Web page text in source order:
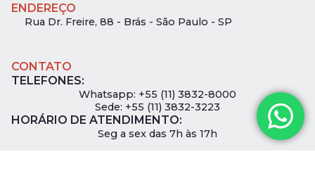
ENDEREÇO
Rua Dr. Freire, 88 - Brás - São Paulo - SP
CONTATO
TELEFONES:
Whatsapp: +55 (11) 3832-8000
Sede: +55 (11) 3832-3223
HORÁRIO DE ATENDIMENTO:
Seg a sex das 7h às 17h
0